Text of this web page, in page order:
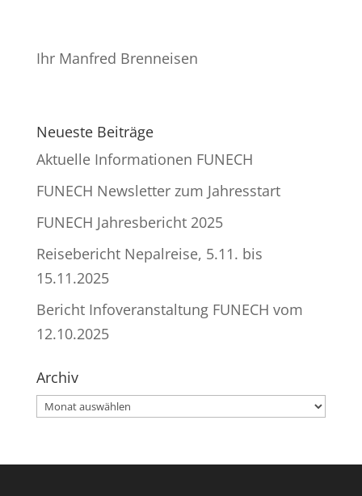
Ihr Manfred Brenneisen
Neueste Beiträge
Aktuelle Informationen FUNECH
FUNECH Newsletter zum Jahresstart
FUNECH Jahresbericht 2025
Reisebericht Nepalreise, 5.11. bis
15.11.2025
Bericht Infoveranstaltung FUNECH vom
12.10.2025
Archiv
Archiv